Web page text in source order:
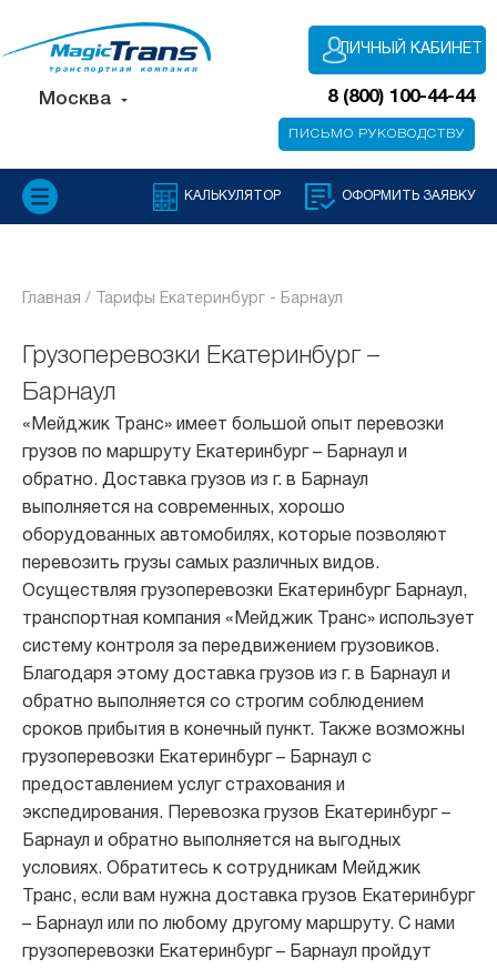
Москва 8 (800) 100-44-44
ЛИЧНЫЙ КАБИНЕТ
ПИСЬМО РУКОВОДСТВУ
КАЛЬКУЛЯТОР ОФОРМИТЬ ЗАЯВКУ
Главная / Тарифы Екатеринбург - Барнаул
Грузоперевозки Екатеринбург –
Барнаул
«Мейджик Транс» имеет большой опыт перевозки
грузов по маршруту Екатеринбург – Барнаул и
обратно. Доставка грузов из г. в Барнаул
выполняется на современных, хорошо
оборудованных автомобилях, которые позволяют
перевозить грузы самых различных видов.
Осуществляя грузоперевозки Екатеринбург Барнаул,
транспортная компания «Мейджик Транс» использует
систему контроля за передвижением грузовиков.
Благодаря этому доставка грузов из г. в Барнаул и
обратно выполняется со строгим соблюдением
сроков прибытия в конечный пункт. Также возможны
грузоперевозки Екатеринбург – Барнаул с
предоставлением услуг страхования и
экспедирования. Перевозка грузов Екатеринбург –
Барнаул и обратно выполняется на выгодных
условиях. Обратитесь к сотрудникам Мейджик
Транс, если вам нужна доставка грузов Екатеринбург
– Барнаул или по любому другому маршруту. С нами
грузоперевозки Екатеринбург – Барнаул пройдут